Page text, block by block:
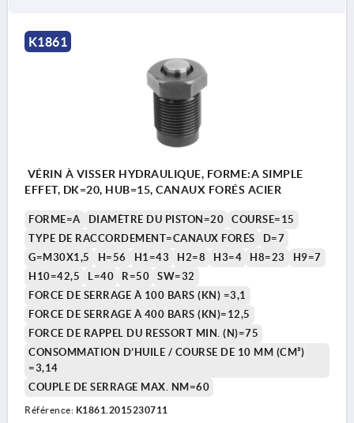
K1861
VÉRIN À VISSER HYDRAULIQUE, FORME:A SIMPLE
EFFET, DK=20, HUB=15, CANAUX FORÉS ACIER
FORME=A DIAMÈTRE DU PISTON=20
COURSE=15
TYPE DE RACCORDEMENT=CANAUX FORÉS
D=7
G=M30X1,5
H=56 H1=43 H2=8 H3=4 H8=23
H9=7
H10=42,5
L=40 R=50
SW=32
FORCE DE SERRAGE À 100 BARS (KN) =3,1
FORCE DE SERRAGE À 400 BARS (KN)=12,5
FORCE DE RAPPEL DU RESSORT MIN. (N)=75
CONSOMMATION D’HUILE / COURSE DE 10 MM (CM³)
=3,14
COUPLE DE SERRAGE MAX. NM=60
Référence: K1861.2015230711